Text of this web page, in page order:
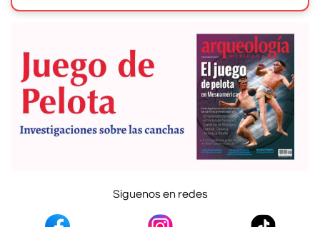
Síguenos en redes